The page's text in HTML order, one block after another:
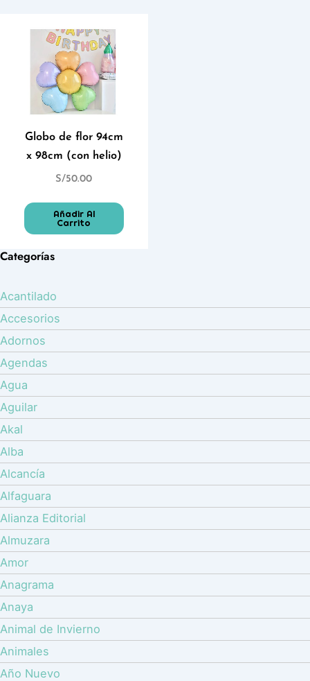
Categorías
Acantilado
Accesorios
Adornos
Agendas
Agua
Aguilar
Akal
Alba
Alcancía
Alfaguara
Alianza Editorial
Almuzara
Amor
Anagrama
Anaya
Animal de Invierno
Animales
Año Nuevo
Globo de flor 94cm
x 98cm (con helio)
S/50.00
Añadir Al
Carrito